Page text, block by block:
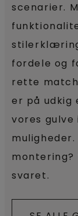
scenarier.
fordele og
rette
er på udkig
vores
montering?
svaret.